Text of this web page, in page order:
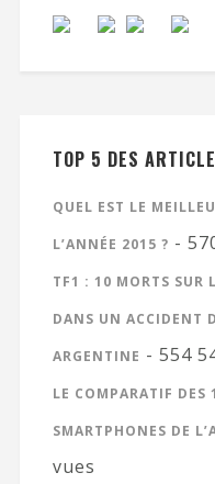
TOP 5 DES
QUEL EST LE
L’ANNÉE 2015 ? -
TF1 : 10 MORTS SUR
DANS UN ACCIDENT
ARGENTINE - 554
LE COMPARATIF DES
SMARTPHONES DE
vues